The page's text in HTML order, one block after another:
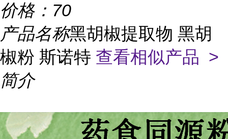
价格： 70
产品名称黑胡椒提取物 黑胡
椒粉 斯诺特 查看相似产品 >
简介